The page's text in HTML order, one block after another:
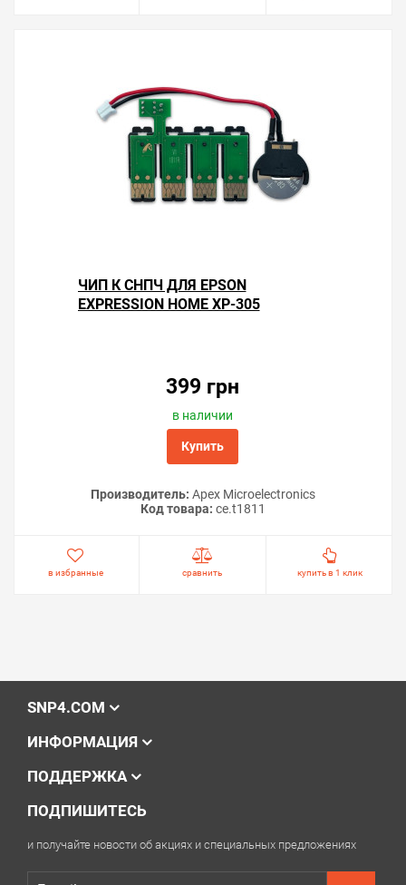
ЧИП К СНПЧ ДЛЯ EPSON
EXPRESSION HOME XP-305
399 грн
в наличии
Купить
Производитель: Apex Microelectronics
Код товара: ce.t1811
в избранные сравнить купить в 1 клик
SNP4.COM
ИНФОРМАЦИЯ
ПОДДЕРЖКА
ПОДПИШИТЕСЬ
и получайте новости об акциях и специальных предложениях